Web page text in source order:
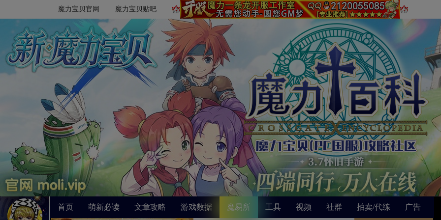
魔力宝贝官网 魔力宝贝贴吧
首页 萌新必读 文章攻略 游戏数据 魔易所 工具 视频 社群 拍卖/代练 广告